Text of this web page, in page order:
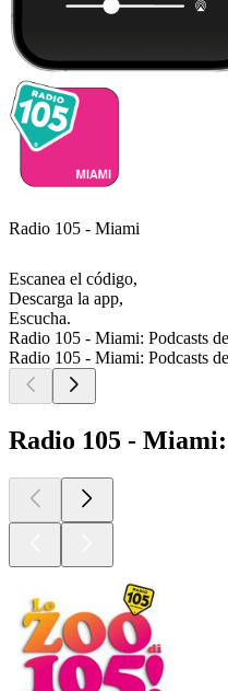
Radio 105 - Miami
Escanea el código,
Descarga la app,
Escucha.
Radio 105 - Miami: Podcasts
Radio 105 - Miami: Podcasts
Radio 105 -